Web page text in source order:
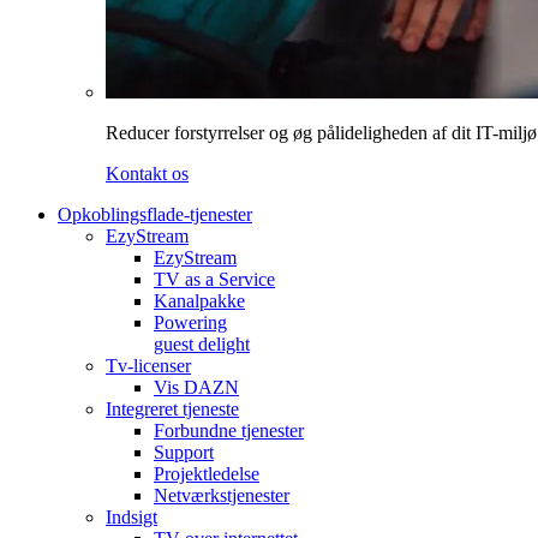
Reducer forstyrrelser og øg pålideligheden af dit IT-
Kontakt os
Opkoblingsflade-tjenester
EzyStream
EzyStream
TV as a Service
Kanalpakke
Powering
guest delight
Tv-licenser
Vis DAZN
Integreret tjeneste
Forbundne tjenester
Support
Projektledelse
Netværkstjenester
Indsigt